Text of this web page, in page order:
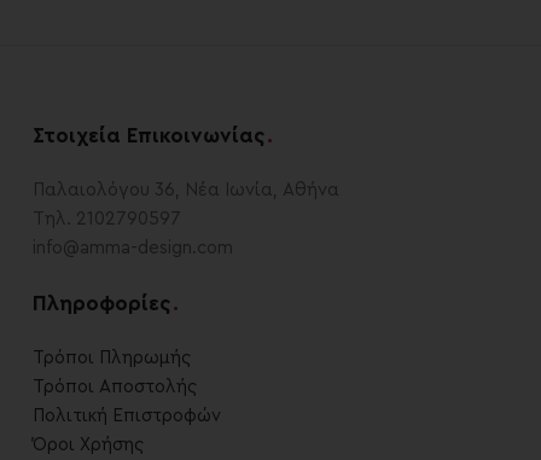
Στοιχεία Επικοινωνίας .
Παλαιολόγου 36, Νέα Ιωνία, Αθήνα
Τηλ. 2102790597
info@amma-design.com
Πληροφορίες .
Τρόποι Πληρωμής
Τρόποι Αποστολής
Πολιτική Επιστροφών
Όροι Χρήσης